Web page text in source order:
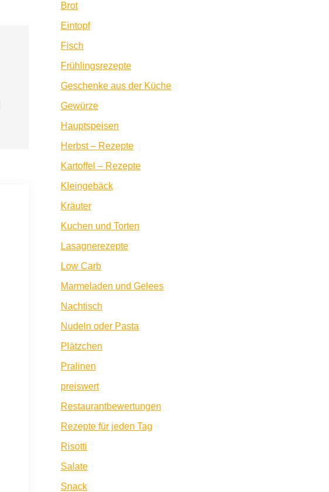
Brot
Eintopf
Fisch
Frühlingsrezepte
Geschenke aus der Küche
Gewürze
Hauptspeisen
Herbst – Rezepte
Kartoffel – Rezepte
Kleingebäck
Kräuter
Kuchen und Torten
Lasagnerezepte
Low Carb
Marmeladen und Gelees
Nachtisch
Nudeln oder Pasta
Plätzchen
Pralinen
preiswert
Restaurantbewertungen
Rezepte für jeden Tag
Risotti
Salate
Snack